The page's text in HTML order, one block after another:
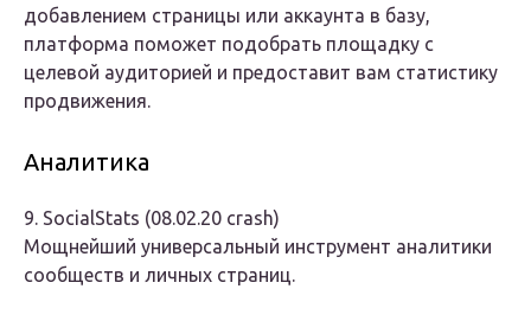
добавлением страницы или аккаунта в базу,
платформа поможет подобрать площадку с
целевой аудиторией и предоставит вам статистику
продвижения.
Аналитика
9. SocialStats (08.02.20 crash)
Мощнейший универсальный инструмент аналитики
сообществ и личных страниц.